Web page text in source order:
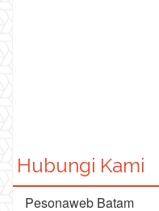
Hubungi Kami
Pesonaweb Batam